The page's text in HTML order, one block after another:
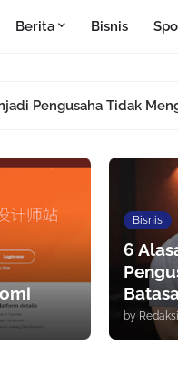
Berita Bisnis
Pengusaha Tidak
Bisnis
6
by